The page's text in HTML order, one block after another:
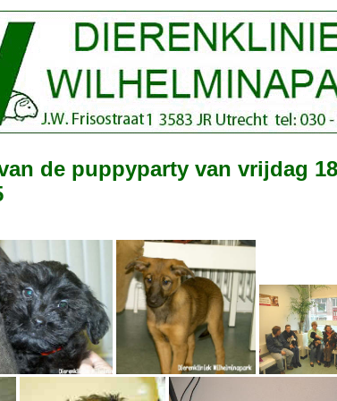
de puppyparty van vrijdag 18